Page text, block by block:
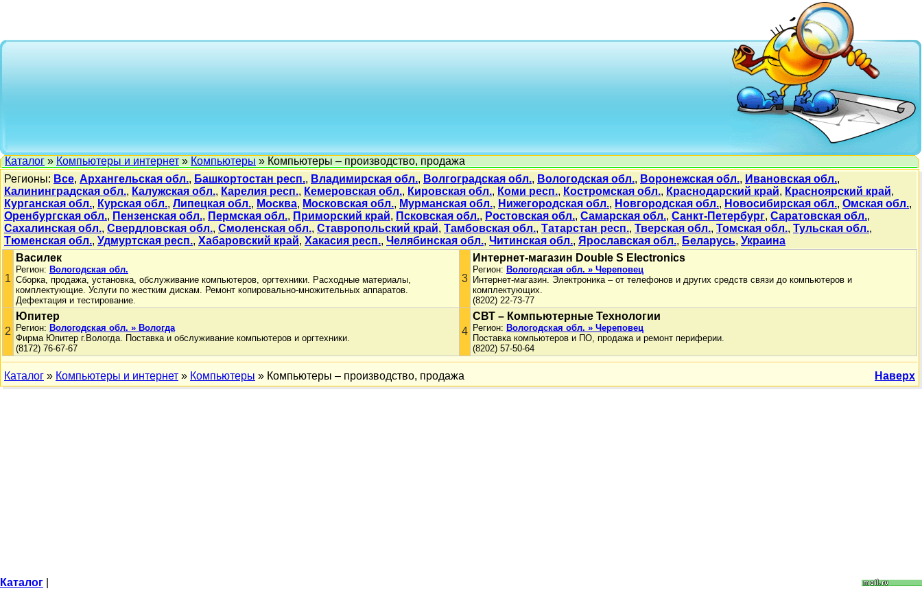
Каталог » Компьютеры и интернет » Компьютеры » Компьютеры – производство, продажа
Регионы: Все, Архангельская обл., Башкортостан респ., Владимирская обл., Волгоградская обл., Вологодская обл., Воронежская обл., Ивановская обл.,
Калининградская обл., Калужская обл., Карелия респ., Кемеровская обл., Кировская обл., Коми респ., Костромская обл., Краснодарский край, Красноярский край,
Курганская обл., Курская обл., Липецкая обл., Москва, Московская обл., Мурманская обл., Нижегородская обл., Новгородская обл., Новосибирская обл., Омская обл.,
Оренбургская обл., Пензенская обл., Пермская обл., Приморский край, Псковская обл., Ростовская обл., Самарская обл., Санкт-Петербург, Саратовская обл.,
Сахалинская обл., Свердловская обл., Смоленская обл., Ставропольский край, Тамбовская обл., Татарстан респ., Тверская обл., Томская обл., Тульская обл.,
Тюменская обл., Удмуртская респ., Хабаровский край, Хакасия респ., Челябинская обл., Читинская обл., Ярославская обл., Беларусь, Украина
1
Василек
Регион: Вологодская обл.
Сборка, продажа, установка, обслуживание компьютеров, оргтехники. Расходные материалы,
комплектующие. Услуги по жестким дискам. Ремонт копировально-множительных аппаратов.
Дефектация и тестирование.
3
Интернет-магазин Double S Electronics
Регион: Вологодская обл. » Череповец
Интернет-магазин. Электроника – от телефонов и других средств связи до компьютеров и
комплектующих.
(8202) 22-73-77
2
Юпитер
Регион: Вологодская обл. » Вологда
Фирма Юпитер г.Вологда. Поставка и обслуживание компьютеров и оргтехники.
(8172) 76-67-67
4
СВТ – Компьютерные Технологии
Регион: Вологодская обл. » Череповец
Поставка компьютеров и ПО, продажа и ремонт периферии.
(8202) 57-50-64
Каталог » Компьютеры и интернет » Компьютеры » Компьютеры – производство, продажа Наверх
Каталог